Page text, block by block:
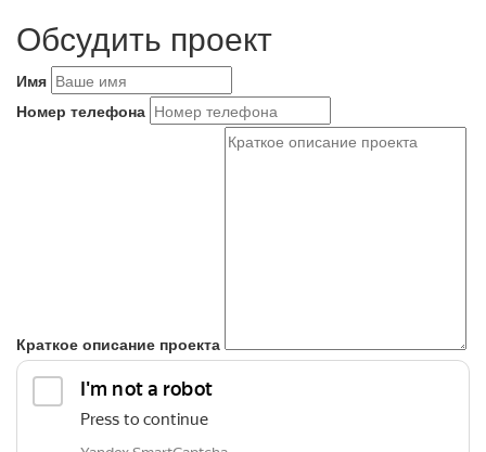
Обсудить проект
Имя
Номер телефона
Краткое описание проекта